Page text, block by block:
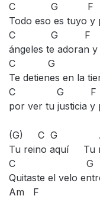
C G
Todo eso es tuyo y
C G F
ángeles te adoran
C G F
Te detienes en la
C G F
por ver tu justicia y
(G) C G
Tu reino aquí Tu
C G
Quitaste el velo
Am F